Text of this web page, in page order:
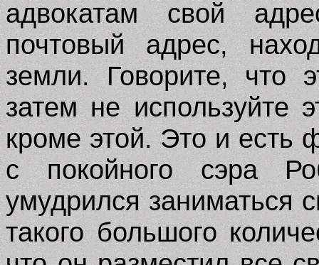
адвокатам свой
почтовый адрес,
земли. Говорите,
затем не используйте
кроме этой. Это и есть
с покойного сэра
умудрился заниматься
такого большого